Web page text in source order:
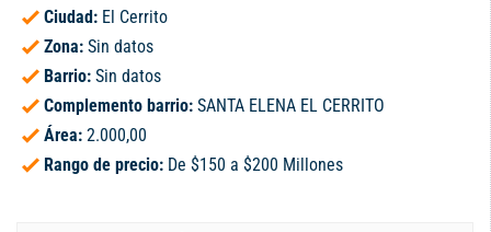
Ciudad: El Cerrito
Zona: Sin datos
Barrio: Sin datos
Complemento barrio: SANTA ELENA EL CERRITO
Área: 2.000,00
Rango de precio: De $150 a $200 Millones